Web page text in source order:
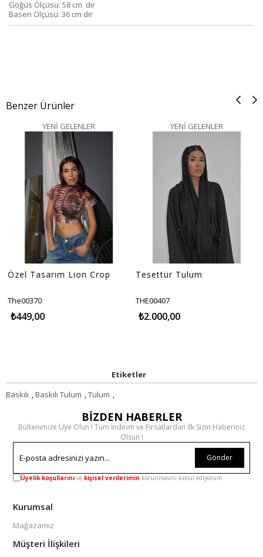
Göğüs Ölçüsü: 58 cm dir
Basen Ölçüsü: 36 cm dir
Benzer Ürünler
YENİ GELENLER
Özel Tasarım Lion Crop
The00370
₺449,00
YENİ GELENLER
Tesettür Tulum
THE00407
₺2.000,00
Etiketler
Baskılı ,Baskılı Tulum ,Tulum ,
BİZDEN HABERLER
Bültenimize Üye Olun ! Tüm İndirim ve Fırsatlardan İlk Sizin Haberiniz
Olsun !
Gönder
Üyelik koşullarını ve kişisel verilerimin korunmasını kabul ediyorum.
Kurumsal
Mağazamız
Müşteri İlişkileri